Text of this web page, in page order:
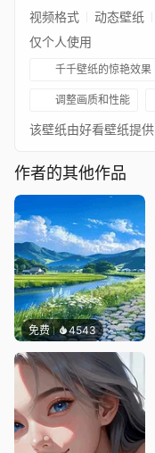
视频格式 动态壁纸
仅个人使用
千千壁纸的惊艳效果
调整画质和性能
该壁纸由好看壁纸提供
作者的其他作品
免费 4543